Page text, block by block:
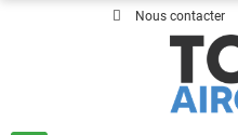
Nous contacter